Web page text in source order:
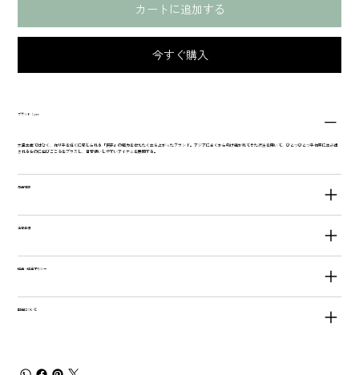
カートに追加する
今すぐ購入
ブランド：yao
大量生産ではなく、作り手を近くに感じられる「民芸」の魅力を伝えたく立ち上がったブランド。アジアに古くから受け継がれてきた技法を用いて、ひとつひとつ手作業に生み出
されるものに遊びごころをプラスし、日常使いしやすいアイテムを展開する。
商品情報
注意事項
返品・返金ポリシー
配送について